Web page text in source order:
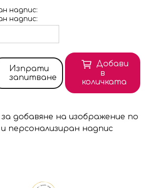
надпис
надпис
Изпрати
запитване
Добави
в
количката
добавяне на изображение по
персонализиран надпис